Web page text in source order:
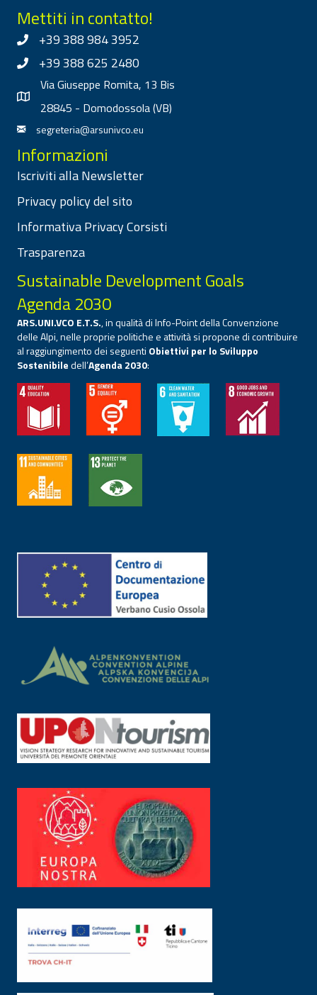
Mettiti in contatto!
+39 388 984 3952
+39 388 625 2480
Via Giuseppe Romita, 13 Bis
28845 - Domodossola (VB)
segreteria@arsunivco.eu
Informazioni
Iscriviti alla Newsletter
Privacy policy del sito
Informativa Privacy Corsisti
Trasparenza
Sustainable Development Goals
Agenda 2030
ARS.UNI.VCO E.T.S., in qualità di Info-Point della Convenzione
delle Alpi, nelle proprie politiche e attività si propone di contribuire
al raggiungimento dei seguenti Obiettivi per lo Sviluppo
Sostenibiledell’Agenda 2030: